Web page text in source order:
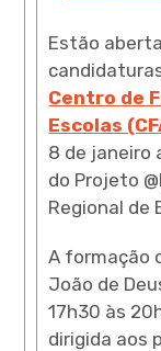
Estão
Centro de
Escolas
8 de janeiro
do Projeto
Regional de
A formação
João de
17h30 às
dirigida aos